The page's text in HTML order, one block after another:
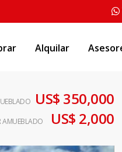
Alquilar
US$ 350,000
AMUEBLADO US$ 2,000